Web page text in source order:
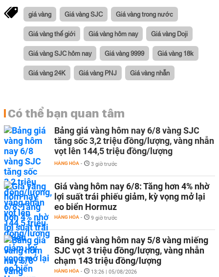
giá vàng Giá vàng SJC Giá vàng trong nước
Giá vàng thế giới Giá vàng hôm nay Giá vàng Doji
Giá vàng SJC hôm nay Giá vàng 9999 Giá vàng 18k
Giá vàng 24K Giá vàng PNJ Giá vàng nhẫn
Có thể bạn quan tâm
Bảng giá vàng hôm nay 6/8 vàng SJC
tăng sốc 3,2 triệu đồng/lượng, vàng nhẫn
vọt lên 144,5 triệu đồng/lượng
HÀNG HÓA - 3 giờ trước
Giá vàng hôm nay 6/8: Tăng hơn 4% nhờ
lợi suất trái phiếu giảm, kỳ vọng mở lại
eo biển Hormuz
HÀNG HÓA - 9 giờ trước
Bảng giá vàng hôm nay 5/8 vàng miếng
SJC vọt 3 triệu đồng/lượng, vàng nhẫn
chạm 143 triệu đồng/lượng
HÀNG HÓA - 13:26 | 05/08/2026